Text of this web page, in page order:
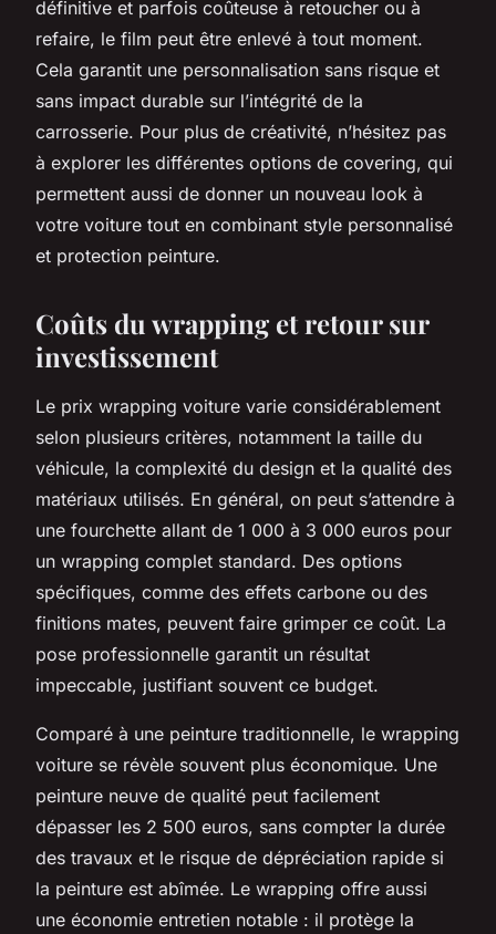
définitive et parfois coûteuse à retoucher ou à
refaire, le film peut être enlevé à tout moment.
Cela garantit une personnalisation sans risque et
sans impact durable sur l’intégrité de la
carrosserie. Pour plus de créativité, n’hésitez pas
à explorer les différentes options de covering, qui
permettent aussi de donner un nouveau look à
votre voiture tout en combinant style personnalisé
et protection peinture.
Coûts du wrapping et retour sur
investissement
Le prix wrapping voiture varie considérablement
selon plusieurs critères, notamment la taille du
véhicule, la complexité du design et la qualité des
matériaux utilisés. En général, on peut s’attendre à
une fourchette allant de 1 000 à 3 000 euros pour
un wrapping complet standard. Des options
spécifiques, comme des effets carbone ou des
finitions mates, peuvent faire grimper ce coût. La
pose professionnelle garantit un résultat
impeccable, justifiant souvent ce budget.
Comparé à une peinture traditionnelle, le wrapping
voiture se révèle souvent plus économique. Une
peinture neuve de qualité peut facilement
dépasser les 2 500 euros, sans compter la durée
des travaux et le risque de dépréciation rapide si
la peinture est abîmée. Le wrapping offre aussi
une économie entretien notable : il protège la